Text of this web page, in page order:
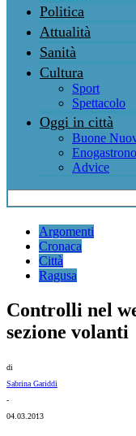
Politica
Attualità
Sanità
Cultura
Sport
Spettacolo
Oggi in città
Buone
Advice
Argomenti
Cronaca
Città
Ragusa
Controlli nel
sezione volanti
di
Sabrina Gariddi
-
04.03.2013